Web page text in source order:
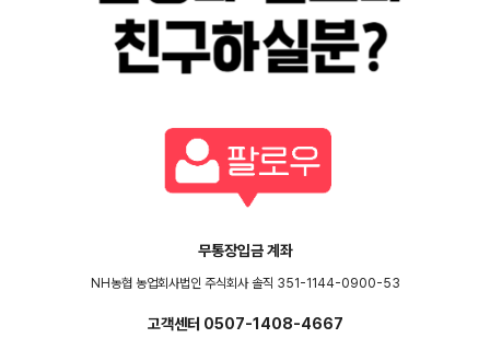
무통장입금 계좌
NH농협 농업회사법인 주식회사 솔직 351-1144-0900-53
고객센터 0507-1408-4667